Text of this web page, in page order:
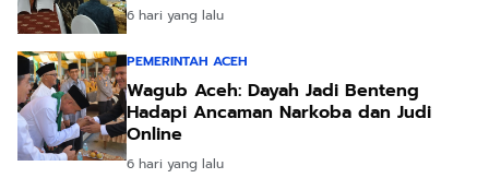
6 hari yang lalu
PEMERINTAH ACEH
Wagub Aceh: Dayah Jadi Benteng
Hadapi Ancaman Narkoba dan Judi
Online
6 hari yang lalu